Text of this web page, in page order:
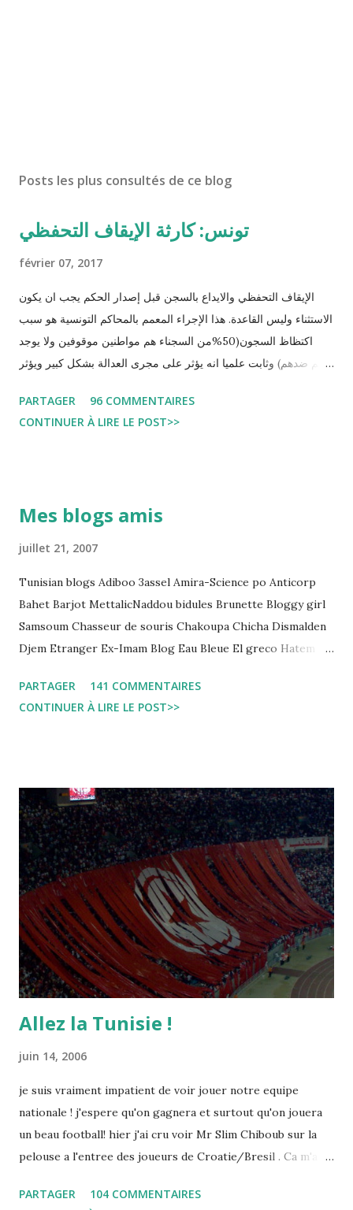
Posts les plus consultés de ce blog
تونس: كارثة الإيقاف التحفظي
février 07, 2017
الإيقاف التحفظي والايداع بالسجن قبل إصدار الحكم يجب ان يكون
الاستثناء وليس القاعدة. هذا الإجراء المعمم بالمحاكم التونسية هو سبب
اكتظاظ السجون(50%من السجناء هم مواطنين موقوفين ولا يوجد
حكم ضدهم) وثابت علميا انه يؤثر على مجرى العدالة بشكل كبير ويؤثر
التي قضاها تحفظيا . هذه الممارسات تسبب كوارث اجتماعية واقتصادية
و تجعل المواطن يحقد على المنظومة القضائية و يحس بالظلم و القهر
regard des Lignes directrices Luanda"
PARTAGER
96 COMMENTAIRES
CONTINUER À LIRE LE POST>>
Mes blogs amis
juillet 21, 2007
Tunisian blogs Adiboo 3assel Amira-Science po Anticorp
Bahet Barjot MettalicNaddou bidules Brunette Bloggy girl
Samsoum Chasseur de souris Chakoupa Chicha Dismalden
Djem Etranger Ex-Imam Blog Eau Bleue El greco Hatem
Leila fi amarikia Little Sarah American girl Massir mots a
dire Mouch ex Mazzika Tun...
PARTAGER
141 COMMENTAIRES
CONTINUER À LIRE LE POST>>
Allez la Tunisie !
juin 14, 2006
je suis vraiment impatient de voir jouer notre equipe
nationale ! j'espere qu'on gagnera et surtout qu'on jouera
un beau football! hier j'ai cru voir Mr Slim Chiboub sur la
pelouse a l'entree des joueurs de Croatie/Bresil . Ca m'a
instances internationales.( Je me demande d'ailleurs a quoi
PARTAGER
104 COMMENTAIRES